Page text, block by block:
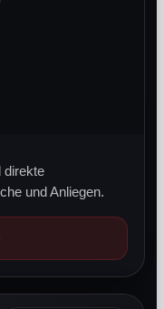
direkte
und Anliegen.